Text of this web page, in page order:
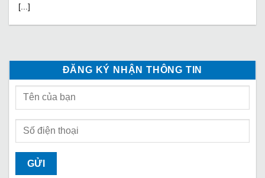
[...]
ĐĂNG KÝ NHẬN THÔNG TIN